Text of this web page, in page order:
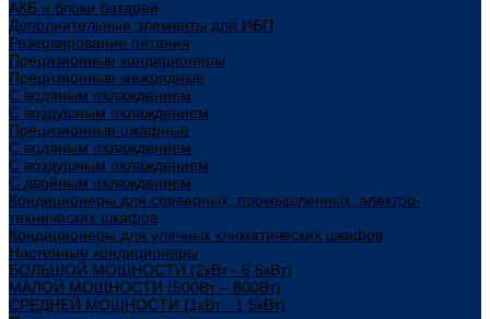
АКБ и блоки батарей
Дополнительные элементы для ИБП
Резервирование питания
Прецизионные кондиционеры
Прецизионные межрядные
С водяным охлаждением
С воздушным охлаждением
Прецизионные шкафные
С водяным охлаждением
С воздушным охлаждением
С двойным охлаждением
Кондиционеры для серверных, промышленных, электро-
технических шкафов
Кондиционеры для уличных климатических шкафов
Настенные кондиционеры
БОЛЬШОЙ МОЩНОСТИ (2кВт - 6,5кВт)
МАЛОЙ МОЩНОСТИ (500Вт – 800Вт)
СРЕДНЕЙ МОЩНОСТИ (1кВт - 1,5кВт)